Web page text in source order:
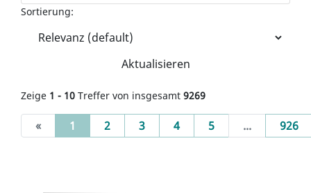
Sortierung:
Aktualisieren
Zeige 1 - 10 Treffer von insgesamt 9269
« 1 (current)
2 3 4 5 ... 926